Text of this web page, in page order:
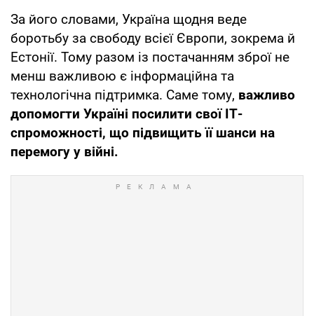
За його словами, Україна щодня веде
боротьбу за свободу всієї Європи, зокрема й
Естонії. Тому разом із постачанням зброї не
менш важливою є інформаційна та
технологічна підтримка. Саме тому, важливо
допомогти Україні посилити свої ІТ-
спроможності, що підвищить її шанси на
перемогу у війні.